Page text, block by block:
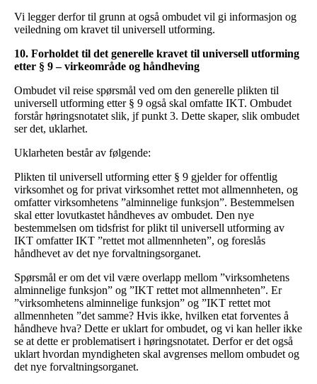
Vi legger derfor til grunn at også ombudet vil gi informasjon og
veiledning om kravet til universell utforming.
10. Forholdet til det generelle kravet til universell utforming
etter § 9 – virkeområde og håndheving
Ombudet vil reise spørsmål ved om den generelle plikten til
universell utforming etter § 9 også skal omfatte IKT. Ombudet
forstår høringsnotatet slik, jf punkt 3. Dette skaper, slik ombudet
ser det, uklarhet.
Uklarheten består av følgende:
Plikten til universell utforming etter § 9 gjelder for offentlig
virksomhet og for privat virksomhet rettet mot allmennheten, og
omfatter virksomhetens ”alminnelige funksjon”. Bestemmelsen
skal etter lovutkastet håndheves av ombudet. Den nye
bestemmelsen om tidsfrist for plikt til universell utforming av
IKT omfatter IKT ”rettet mot allmennheten”, og foreslås
håndhevet av det nye forvaltningsorganet.
Spørsmål er om det vil være overlapp mellom ”virksomhetens
alminnelige funksjon” og ”IKT rettet mot allmennheten”. Er
”virksomhetens alminnelige funksjon” og ”IKT rettet mot
allmennheten ”det samme? Hvis ikke, hvilken etat forventes å
håndheve hva? Dette er uklart for ombudet, og vi kan heller ikke
se at dette er problematisert i høringsnotatet. Derfor er det også
uklart hvordan myndigheten skal avgrenses mellom ombudet og
det nye forvaltningsorganet.